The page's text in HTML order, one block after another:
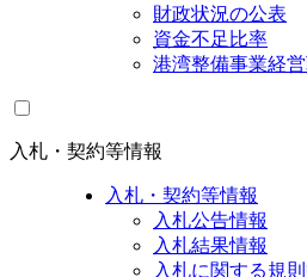
財政状況の公表
資金不足比率
港湾整備事業経
入札・契約等情報
入札・契約等情報
入札公告情報
入札結果情報
入札に関する規